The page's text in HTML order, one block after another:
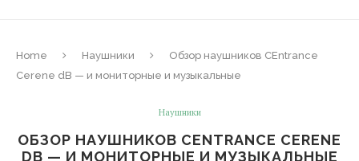
Home Наушники
Обзор наушников CEntrance
Cerene dB — и мониторные и музыкальные
Наушники
ОБЗОР НАУШНИКОВ CENTRANCE CERENE
DB — И МОНИТОРНЫЕ И МУЗЫКАЛЬНЫЕ